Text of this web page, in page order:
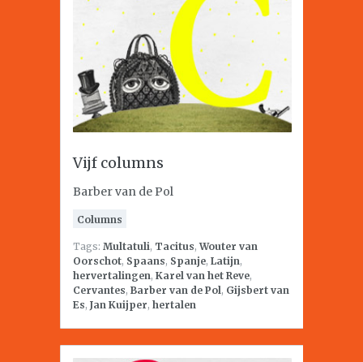
Vijf columns
Barber van de Pol
Columns
Tags: Multatuli, Tacitus,Wouter van
Oorschot, Spaans, Spanje, Latijn,
hervertalingen, Karel van het Reve,
Cervantes, Barber van de Pol, Gijsbert van
Es, Jan Kuijper, hertalen